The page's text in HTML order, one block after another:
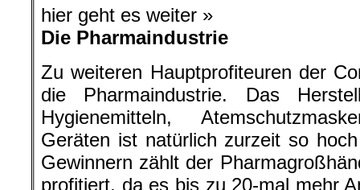
hier geht es weiter »
Die Pharmaindustrie
Zu weiteren Hauptprofiteuren der
die Pharmaindustrie. Das
Hygienemitteln,
Geräten ist natürlich zurzeit so
Gewinnern zählt der
profitiert, da es bis zu 20-mal mehr